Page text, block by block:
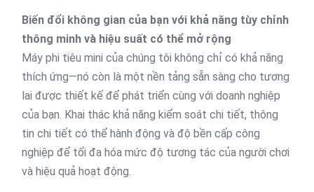
Biến đổi không gian của bạn với khả năng tùy chỉnh
thông minh và hiệu suất có thể mở rộng
Máy phi tiêu mini của chúng tôi không chỉ có khả năng
thích ứng—nó còn là một nền tảng sẵn sàng cho tương
lai được thiết kế để phát triển cùng với doanh nghiệp
của bạn. Khai thác khả năng kiểm soát chi tiết, thông
tin chi tiết có thể hành động và độ bền cấp công
nghiệp để tối đa hóa mức độ tương tác của người chơi
và hiệu quả hoạt động.